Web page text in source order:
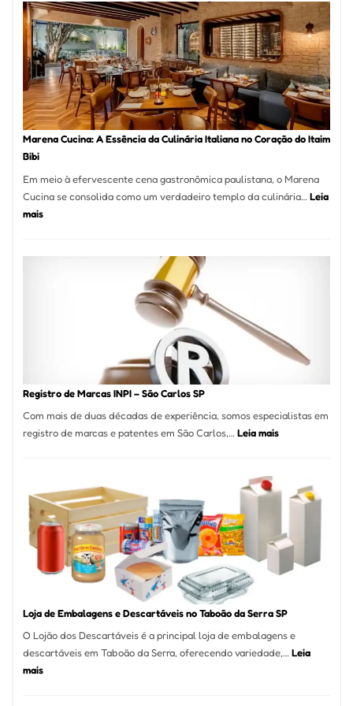
Como
Escolher
o
Forno
Ideal
para
sua
Pizzaria
Marena Cucina: A Essência da Culinária Italiana no Coração do Itaim
Bibi
Em meio à efervescente cena gastronômica paulistana, o Marena
Cucina se consolida como um verdadeiro templo da culinária… Leia
mais:
Bibi
Registro de Marcas INPI – São Carlos SP
Com mais de duas décadas de experiência, somos especialistas em
registro de marcas e patentes em São Carlos,…Leia mais:
Marcas
INPI
São
Carlos
SP
Loja de Embalagens e Descartáveis no Taboão da Serra SP
O Lojão dos Descartáveis é a principal loja de embalagens e
descartáveis em Taboão da Serra, oferecendo variedade,… Leia
mais: